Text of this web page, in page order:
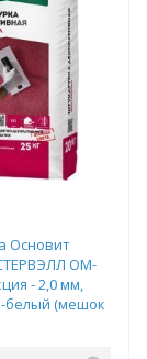
Основит
OM-
- 2,0 мм,
белый (мешок